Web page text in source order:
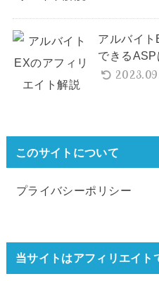
アルバイ
できるASP
このサイトについて
プライバシーポリシー
当サイトはアフィリエイト